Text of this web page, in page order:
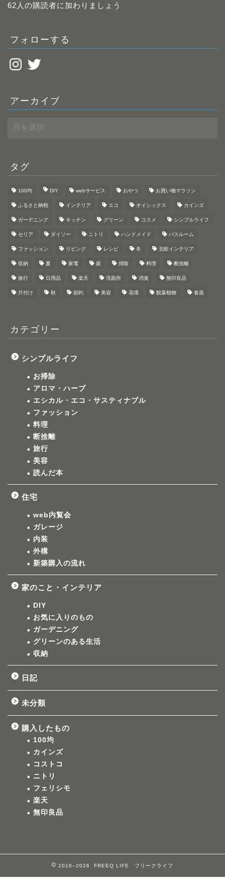
レ
62人の購読者に加わりましょう
フォローする
Instagram
Twitter
アーカイブ
ー
ブ
タグ
100均 DIY webサービス おやつ お買い物マラソン
ふるさと納税 インテリア エコ オイシックス カインズ
ガーデニング キッチン グリーン コスメ シンプルライフ
セリア ダイソー ニトリ ハンドメイド バスルーム
ファッション リビング レシピ 冬 北欧インテリア
収納 夏 家電 庭 掃除 料理 断捨離
旅行 日用品 楽天 洗面所 消臭 無印良品
片付け 秋 節約 美容 花壇 観葉植物 食器
カテゴリー
シンプルライフ
お掃除
アロマ・ハーブ
エシカル・エコ・サスティナブル
ファッション
料理
断捨離
旅行
美容
読んだ本
住宅
web内覧会
ガレージ
内装
外構
新築購入の流れ
家のこと・インテリア
DIY
お気に入りのもの
ガーデニング
グリーンのある生活
収納
日記
未分類
購入したもの
100均
カインズ
コストコ
ニトリ
フェリシモ
楽天
無印良品
2016–2026 FREEQ LIFE フリークライフ